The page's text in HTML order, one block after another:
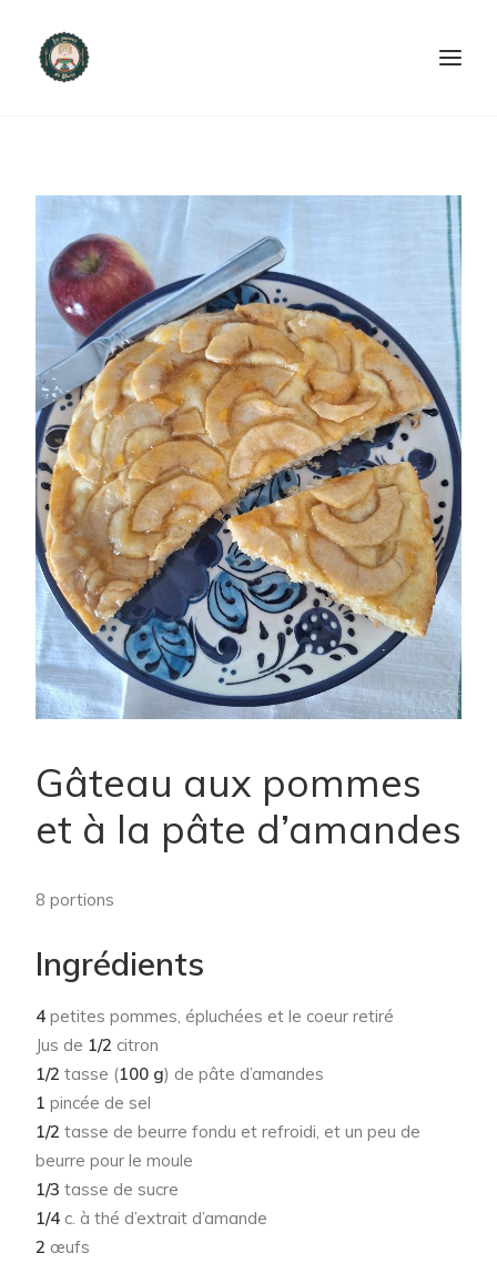
PRODUITS ET SERVICES
NOUS CONTACTER
RECETTES
FAQ
SEARCH
Gâteau aux pommes
et à la pâte d’amandes
8 portions
Ingrédients
4 petites pommes, épluchées et le coeur retiré
Jus de 1/2 citron
1/2 tasse (100 g) de pâte d’amandes
1 pincée de sel
1/2 tasse de beurre fondu et refroidi, et un peu de
beurre pour le moule
1/3 tasse de sucre
1/4 c. à thé d’extrait d’amande
2 œufs